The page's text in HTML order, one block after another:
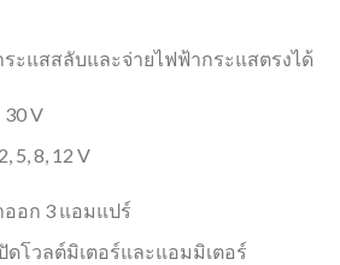
ะแสสลับและจ่ายไฟฟ้ากระแสตรงได้
30 V
5, 8, 12 V
อก 3 แอมแปร์
โวลต์มิเตอร์และแอมมิเตอร์